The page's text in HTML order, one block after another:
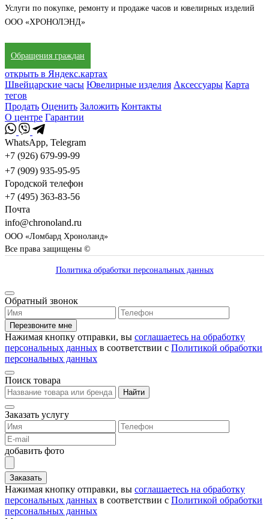
Услуги по покупке, ремонту и продаже часов и ювелирных изделий
ООО «ХРОНОЛЭНД»
Обращения граждан
открыть в Яндекс.картах
Швейцарские часы Ювелирные изделия Аксессуары Карта
тегов
Продать Оценить Заложить Контакты
О центре Гарантии
WhatsApp, Telegram
+7 (926) 679-99-99
+7 (909) 935-95-95
Городской телефон
+7 (495) 363-83-56
Почта
info@chronoland.ru
ООО «Ломбард Хроноланд»
Все права защищены ©
Политика обработки персональных данных
Обратный звонок
Перезвоните мне
Нажимая кнопку отправки, вы соглашаетесь на обработку
персональных данных в соответствии с Политикой обработки
персональных данных
Поиск товара
Найти
Заказать услугу
добавить фото
Заказать
Нажимая кнопку отправки, вы соглашаетесь на обработку
персональных данных в соответствии с Политикой обработки
персональных данных